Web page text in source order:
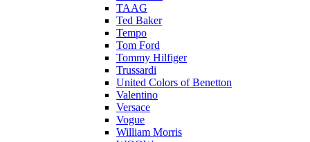
TAAG
Ted Baker
Tempo
Tom Ford
Tommy Hilfiger
Trussardi
United Colors of Benetton
Valentino
Versace
Vogue
William Morris